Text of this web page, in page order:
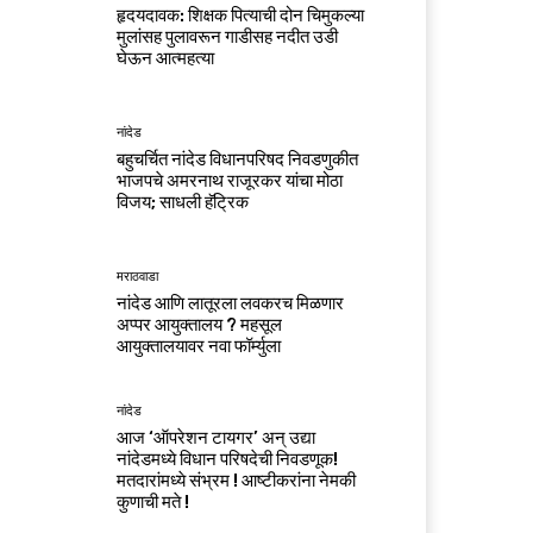
हृदयदावक: शिक्षक पित्याची दोन चिमुकल्या
मुलांसह पुलावरून गाडीसह नदीत उडी
घेऊन आत्महत्या
नांदेड
बहुचर्चित नांदेड विधानपरिषद निवडणुकीत
भाजपचे अमरनाथ राजूरकर यांचा मोठा
विजय; साधली हॅट्रिक
मराठवाडा
नांदेड आणि लातूरला लवकरच मिळणार
अप्पर आयुक्तालय ? महसूल
आयुक्तालयावर नवा फॉर्म्युला
नांदेड
आज ‘ऑपरेशन टायगर’ अन् उद्या
नांदेडमध्ये विधान परिषदेची निवडणूक!
मतदारांमध्ये संभ्रम ! आष्टीकरांना नेमकी
कुणाची मते !